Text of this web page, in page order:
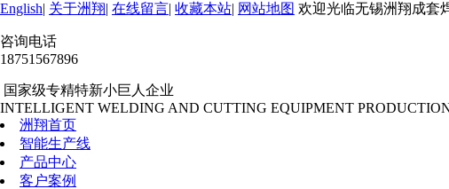
English| 关于洲翔| 在线留言| 收藏本站| 网站地图 欢迎光临无锡洲翔成套
咨询电话
18751567896
国家级专精特新小巨人企业
INTELLIGENT WELDING AND CUTTING EQUIPMENT
洲翔首页
智能生产线
产品中心
客户案例